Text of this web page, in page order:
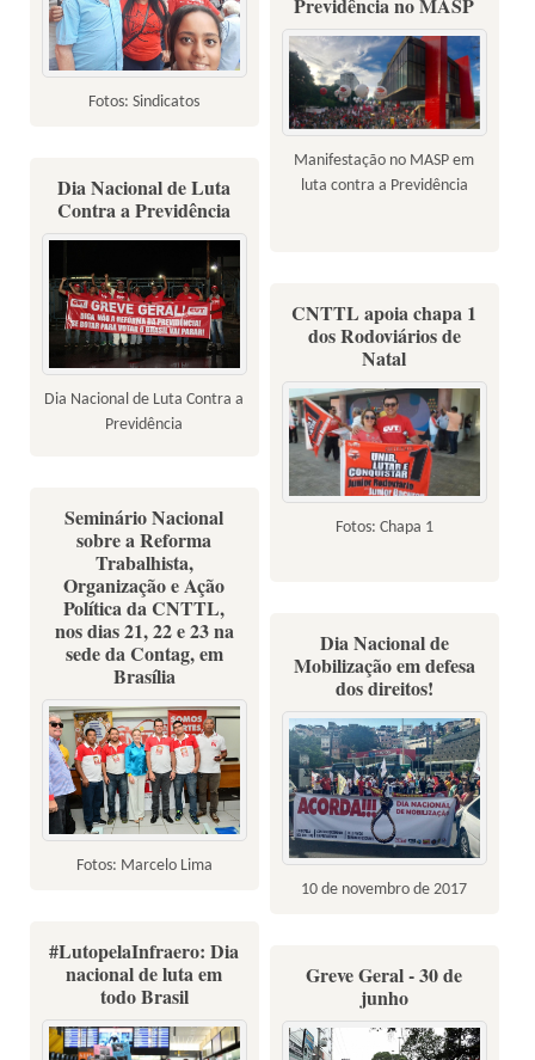
Fotos: Sindicatos
Manifestação no MASP em
luta contra a Previdência
Dia Nacional de Luta
Contra a Previdência
Dia Nacional de Luta Contra a
Previdência
CNTTL apoia chapa 1
dos Rodoviários de
Natal
Fotos: Chapa 1
Seminário Nacional
sobre a Reforma
Trabalhista,
Organização e Ação
Política da CNTTL,
nos dias 21, 22 e 23 na
sede da Contag, em
Brasília
Fotos: Marcelo Lima
Dia Nacional de
Mobilização em defesa
dos direitos!
10 de novembro de 2017
#LutopelaInfraero: Dia
nacional de luta em
todo Brasil
Greve Geral - 30 de
junho